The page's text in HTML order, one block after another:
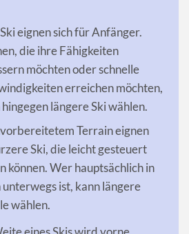
eignen sich für Anfänger.
die ihre Fähigkeiten
möchten oder schnelle
erreichen möchten,
längere Ski wählen.
Terrain eignen
Ski, die leicht gesteuert
können. Wer hauptsächlich in
unterwegs ist, kann längere
wählen.